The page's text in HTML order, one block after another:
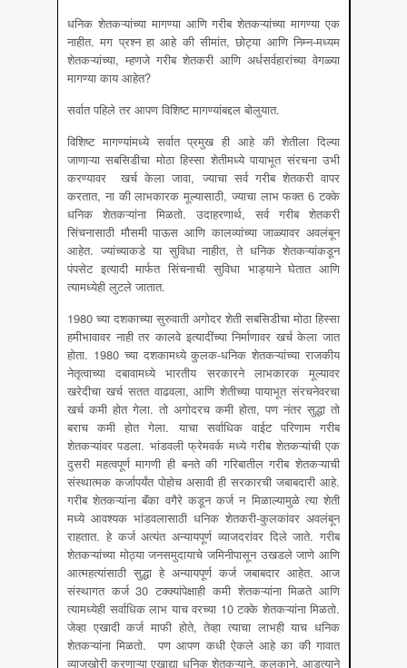
धनिक शेतकऱ्यांच्या मागण्या आणि गरीब शेतकऱ्यांच्या मागण्या एक
नाहीत. मग प्रश्न हा आहे की सीमांत, छोट्या आणि निम्न-मध्यम
शेतकऱ्यांच्या, म्हणजे गरीब शेतकरी आणि अर्धसर्वहारांच्या वेगळ्या
मागण्या काय आहेत?
सर्वात पहिले तर आपण विशिष्ट मागण्यांबद्दल बोलुयात.
विशिष्ट मागण्यांमध्ये सर्वात प्रमुख ही आहे की शेतीला दिल्या
जाणाऱ्या सबसिडीचा मोठा हिस्सा शेतीमध्ये पायाभूत संरचना उभी
करण्यावर खर्च केला जावा, ज्याचा सर्व गरीब शेतकरी वापर
करतात, ना की लाभकारक मूल्यासाठी, ज्याचा लाभ फक्त 6 टक्के
धनिक शेतकऱ्यांना मिळतो. उदाहरणार्थ, सर्व गरीब शेतकरी
सिंचनासाठी मौसमी पाऊस आणि कालव्यांच्या जाळ्यावर अवलंबून
आहेत. ज्यांच्याकडे या सुविधा नाहीत, ते धनिक शेतकऱ्यांकडून
पंपसेट इत्यादी मार्फत सिंचनाची सुविधा भाड्याने घेतात आणि
त्यामध्येही लुटले जातात.
1980 च्या दशकाच्या सुरुवाती अगोदर शेती सबसिडीचा मोठा हिस्सा
हमीभावावर नाही तर कालवे इत्यादींच्या निर्माणावर खर्च केला जात
होता. 1980 च्या दशकामध्ये कुलक-धनिक शेतकऱ्यांच्या राजकीय
नेतृत्वाच्या दबावामध्ये भारतीय सरकारने लाभकारक मूल्यावर
खरेदीचा खर्च सतत वाढवला, आणि शेतीच्या पायाभूत संरचनेवरचा
खर्च कमी होत गेला. तो अगोदरच कमी होता, पण नंतर सुद्धा तो
बराच कमी होत गेला. याचा सर्वाधिक वाईट परिणाम गरीब
शेतकऱ्यांवर पडला. भांडवली फ्रेमवर्क मध्ये गरीब शेतकऱ्यांची एक
दुसरी महत्वपूर्ण मागणी ही बनते की गरिबातील गरीब शेतकऱ्याची
संस्थात्मक कर्जापर्यंत पोहोच असावी ही सरकारची जबाबदारी आहे.
गरीब शेतकऱ्यांना बॅंका वगैरे कडून कर्ज न मिळाल्यामुळे त्या शेती
मध्ये आवश्यक भांडवलासाठी धनिक शेतकरी-कुलकांवर अवलंबून
राहतात. हे कर्ज अत्यंत अन्यायपूर्ण व्याजदरांवर दिले जाते. गरीब
शेतकऱ्यांच्या मोठ्या जनसमुदायाचे जमिनीपासून उखडले जाणे आणि
आत्महत्यांसाठी सुद्धा हे अन्यायपूर्ण कर्ज जबाबदार आहेत. आज
संस्थागत कर्ज 30 टक्क्यांपेक्षाही कमी शेतकऱ्यांना मिळते आणि
त्यामध्येही सर्वाधिक लाभ याच वरच्या 10 टक्के शेतकऱ्यांना मिळतो.
जेव्हा एखादी कर्ज माफी होते, तेव्हा त्याचा लाभही याच धनिक
शेतकऱ्यांना मिळतो. पण आपण कधी ऐकले आहे का की गावात
व्याजखोरी करणाऱ्या एखाद्या धनिक शेतकऱ्याने, कुलकाने, आडत्याने